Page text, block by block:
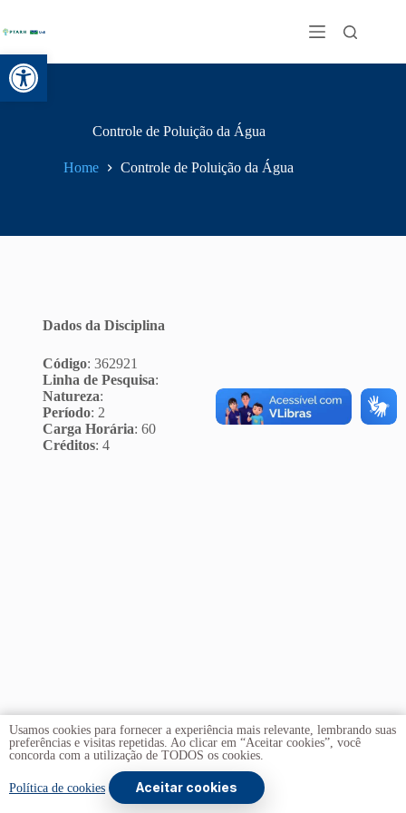
Abrir a barra de ferramentas
Controle de Poluição da Água
Home Controle de Poluição da Água
Dados da Disciplina
Código: 362921
Linha de Pesquisa:
Natureza:
Período: 2
Carga Horária: 60
Créditos: 4
Copyright © 2026 - Universidade de Brasília
. Todos os
Usamos cookies para fornecer a experiência mais relevante, lembrando suas
preferências e visitas repetidas. Ao clicar em “Aceitar cookies”, você
concorda com a utilização de TODOS os cookies.
Política de cookies Aceitar cookies